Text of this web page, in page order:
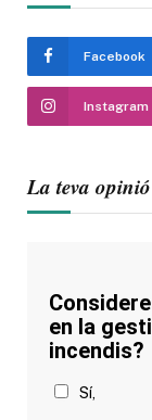
Facebook
Instagram
La teva
en la
incendis?
Sí,